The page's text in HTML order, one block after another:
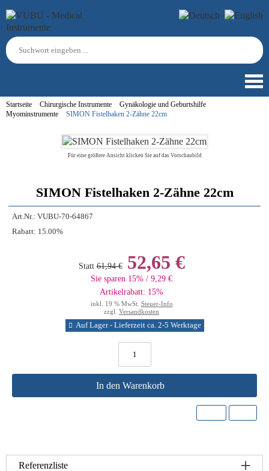
Startseite Chirurgische Instrumente
Gynäkologie und Geburtshilfe
Myominstrumente
SIMON Fistelhaken 2-Zähne 22cm
Für eine größere Ansicht klicken Sie auf das Vorschaubild
SIMON Fistelhaken 2-Zähne 22cm
Art.Nr.: VUBU-70-64867
Rabatt: 15.00%
Statt 61,94 €52,65 €
Sie sparen 15% / 9,29 €
Artikelrabatt: 15%
inkl. 19 % MwSt. Steuer-Info
zzgl. Versandkosten
Auf Lager - Lieferzeit ca. 2-5 Werktage
In den Warenkorb
Referenzliste